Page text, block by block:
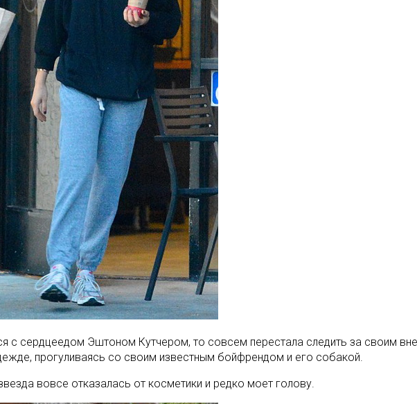
с сердцеедом Эштоном Кутчером, то совсем перестала следить за своим
прогуливаясь со своим известным бойфрендом и его собакой.
вовсе отказалась от косметики и редко моет голову.